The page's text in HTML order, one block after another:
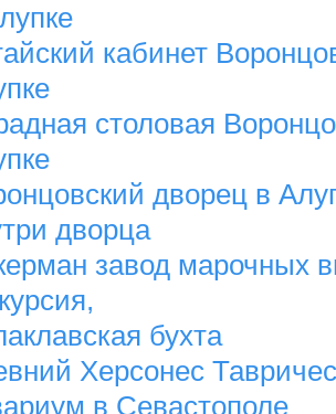
кабинет
столовая
дворец в
дворца
завод марочных
бухта
Херсонес
в Севастополе